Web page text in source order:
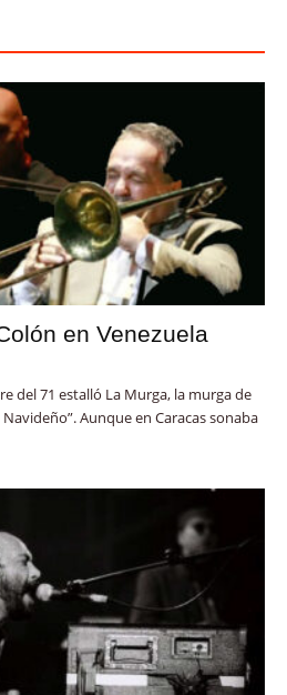
en Venezuela
del 71 estalló La Murga, la murga de
Aunque en Caracas sonaba